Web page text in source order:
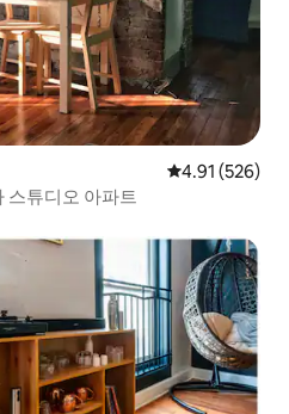
평점 4.91점(5
4.91 (526)
스튜디오 아파트